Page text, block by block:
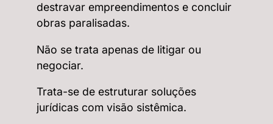
destravar empreendimentos e concluir
obras paralisadas.
Não se trata apenas de litigar ou
negociar.
Trata-se de estruturar soluções
jurídicas com visão sistêmica.